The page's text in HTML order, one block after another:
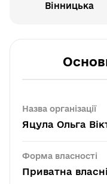
Вінницька
Назва організації
Яцула Ольга
Форма власності
Приватна